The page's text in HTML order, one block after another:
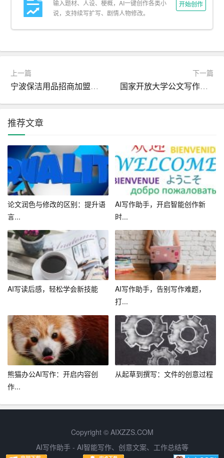
等，增强文章的说服力。
4. 语言魅力：运用修辞手法、生动形象的描绘和有趣的故
度。
四、结尾与升华
1. 总结全文：在结尾部分对文章的主要观点进行简要回
顾，强化读者的记忆。
2. 回应开头：将结尾与文章开头相呼应，使文章形成一个
完整的闭环。
3. 升华主题：在结尾部分对文章主题进行深入思考和升
华，提升文章的思想价值。
五、修改与润色
1. 检查语法：确保文章语法正确，无错别字，让读者感受
到你的专业素养。
2. 优化表达：对文章进行多次修改，力求用更准确、更生
3. 求教于他人：请教他人的意见和建议，借鉴优秀文章的
经验，不断提升自己的写作水平。
总之，作为一名聪明且富有创造力的写作作家，你需要不
断学习、实践和总结，掌握AI智能写作的技巧秘籍。只有
这样，你的文章才能独具魅力，成为读者眼中的佳作。
输入题材、人设、梗概，AI一键创作各类小
说，支持续写扩写、剧情人物修改。
开始创作
上一篇
宁波保洁用品招商加盟方案
下一篇
国家开放大学公文写作如何写出简洁明了的公文
推荐文章
论文润色与修改的区别：提升语
言...
AI写作助手，开启智能创作新
时...
AI写读后感，轻松学会新技能
AI写作助手，告别写作难题，
打...
熊猫办公AI写作：开启内容创
作...
从起草到撰写：文件的创意过程
Copyright © AIXZZS.COM
AI写作助手 - AI智能写作、创意文案、工作总结等